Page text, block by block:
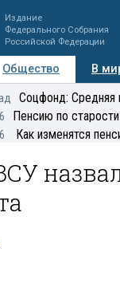
Издание
Федерального Собрания
Российской Федерации
Общество В
Регионы
Соцфонд: Средняя
Пенсию по
Как изменятся